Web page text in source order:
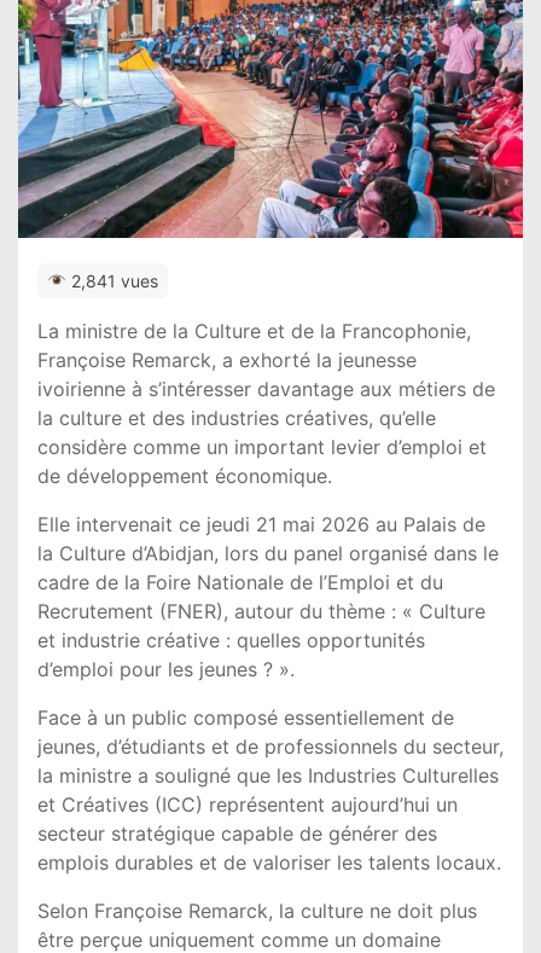
2,841 vues
La ministre de la Culture et de la Francophonie,
Françoise Remarck, a exhorté la jeunesse
ivoirienne à s’intéresser davantage aux métiers de
la culture et des industries créatives, qu’elle
considère comme un important levier d’emploi et
de développement économique.
Elle intervenait ce jeudi 21 mai 2026 au Palais de
la Culture d’Abidjan, lors du panel organisé dans le
cadre de la Foire Nationale de l’Emploi et du
Recrutement (FNER), autour du thème : « Culture
et industrie créative : quelles opportunités
d’emploi pour les jeunes ? ».
Face à un public composé essentiellement de
jeunes, d’étudiants et de professionnels du secteur,
la ministre a souligné que les Industries Culturelles
et Créatives (ICC) représentent aujourd’hui un
secteur stratégique capable de générer des
emplois durables et de valoriser les talents locaux.
Selon Françoise Remarck, la culture ne doit plus
être perçue uniquement comme un domaine